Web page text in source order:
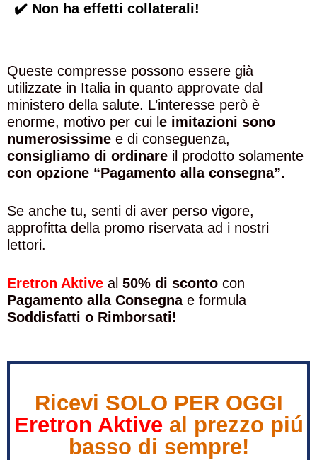
✔️ Non ha effetti collaterali!
Queste compresse possono essere già
utilizzate in Italia in quanto approvate dal
ministero della salute. L’interesse però è
enorme, motivo per cui l e imitazioni sono
numerosissime e di conseguenza,
consigliamo di ordinare il prodotto solamente
con opzione “Pagamento alla consegna”.
Se anche tu, senti di aver perso vigore,
approfitta della promo riservata ad i nostri
lettori.
Eretron Aktive al 50% di sconto con
Pagamento alla Consegna e formula
Soddisfatti o Rimborsati!
Ricevi SOLO PER OGGI
Eretron Aktiveal prezzo piú
basso di sempre!